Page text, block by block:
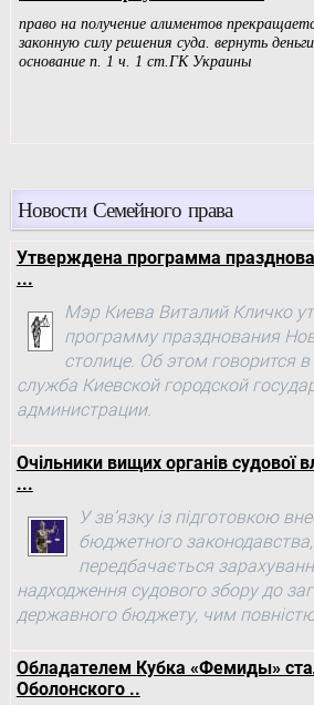
Новости Семейного права
Утверждена программа
...
Мэр Киева Виталий Кличко
программу празднования
столице. Об этом говорится
служба Киевской городской
администрации.
Очільники вищих органів судової
...
У зв’язку із підготовкою
бюджетного
передбачається
надходження судового збору до
державного бюджету, чим
Обладателем Кубка «Фемиды»
Оболонского ..